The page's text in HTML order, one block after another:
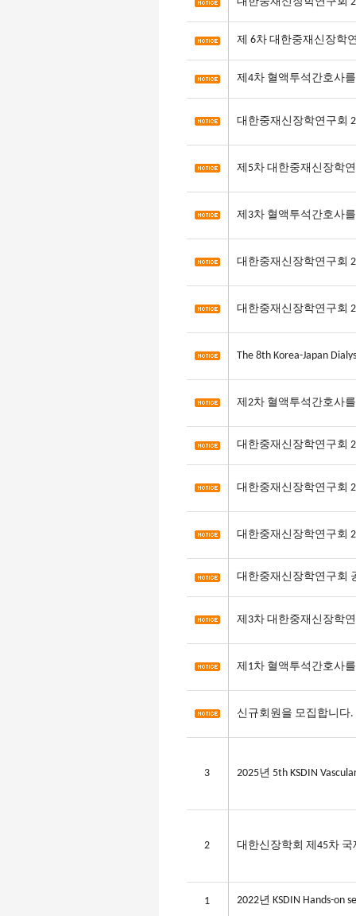
제 6차 대한중재신장학
제4차 혈액투석간호사
대한중재신장학연구회
제5차 대한중재신장학
제3차 혈액투석간호사
대한중재신장학연구회
대한중재신장학연구회
The 8th Korea-Japan
제2차 혈액투석간호사
대한중재신장학연구회
대한중재신장학연구회
대한중재신장학연구회
대한중재신장학연구회
제3차 대한중재신장학
제1차 혈액투석간호사
신규회원을 모집합니다.
3 2025년 5th KSDIN
2 대한신장학회 제45차 국
1 2022년 KSDIN Hands-on